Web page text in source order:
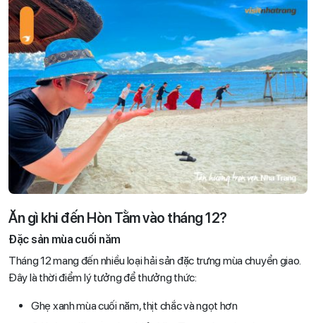
Ăn gì khi đến Hòn Tằm vào tháng 12?
Đặc sản mùa cuối năm
Tháng 12 mang đến nhiều loại hải sản đặc trưng mùa chuyển giao.
Đây là thời điểm lý tưởng để thưởng thức:
Ghẹ xanh mùa cuối năm, thịt chắc và ngọt hơn